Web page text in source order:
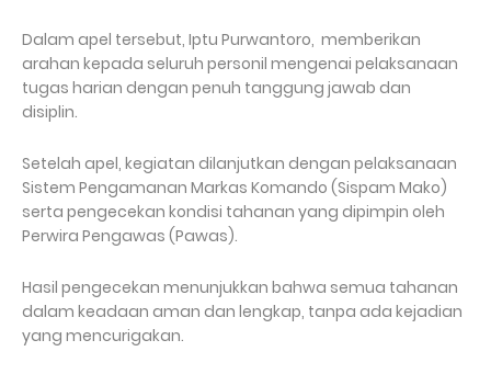
Dalam apel tersebut, Iptu Purwantoro, memberikan
arahan kepada seluruh personil mengenai pelaksanaan
tugas harian dengan penuh tanggung jawab dan
disiplin.
Setelah apel, kegiatan dilanjutkan dengan pelaksanaan
Sistem Pengamanan Markas Komando (Sispam Mako)
serta pengecekan kondisi tahanan yang dipimpin oleh
Perwira Pengawas (Pawas).
Hasil pengecekan menunjukkan bahwa semua tahanan
dalam keadaan aman dan lengkap, tanpa ada kejadian
yang mencurigakan.